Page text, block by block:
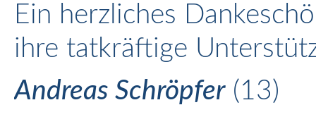
Ein herzliches
ihre tatkräftige
Andreas Schröpfer(13)